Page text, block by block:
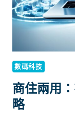
數碼科技
商住兩用
略